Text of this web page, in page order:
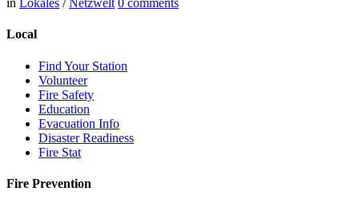
in Lokales /Netzwelt 0 comments
Local
Find Your Station
Volunteer
Fire Safety
Education
Evacuation Info
Disaster Readiness
Fire Stat
Fire Prevention